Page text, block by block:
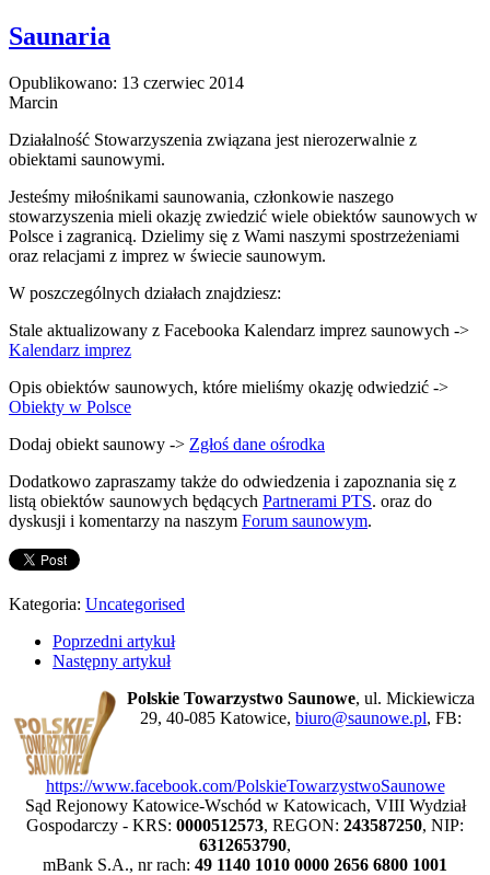
Saunaria
Opublikowano: 13 czerwiec 2014
Marcin
Działalność Stowarzyszenia związana jest nierozerwalnie z
obiektami saunowymi.
Jesteśmy miłośnikami saunowania, członkowie naszego
stowarzyszenia mieli okazję zwiedzić wiele obiektów saunowych w
Polsce i zagranicą. Dzielimy się z Wami naszymi spostrzeżeniami
oraz relacjami z imprez w świecie saunowym.
W poszczególnych działach znajdziesz:
Stale aktualizowany z Facebooka Kalendarz imprez saunowych ->
Kalendarz imprez
Opis obiektów saunowych, które mieliśmy okazję odwiedzić ->
Obiekty w Polsce
Dodaj obiekt saunowy -> Zgłoś dane ośrodka
Dodatkowo zapraszamy także do odwiedzenia i zapoznania się z
listą obiektów saunowych będących Partnerami PTS. oraz do
dyskusji i komentarzy na naszym Forum saunowym.
Kategoria: Uncategorised
Poprzedni artykuł
Następny artykuł
Polskie Towarzystwo Saunowe, ul. Mickiewicza
29, 40-085 Katowice,biuro@saunowe.pl, FB:
https://www.facebook.com/PolskieTowarzystwoSaunowe
Sąd Rejonowy Katowice-Wschód w Katowicach, VIII Wydział
Gospodarczy - KRS: 0000512573, REGON: 243587250, NIP:
6312653790,
mBank S.A., nr rach: 49 1140 1010 0000 2656 6800 1001